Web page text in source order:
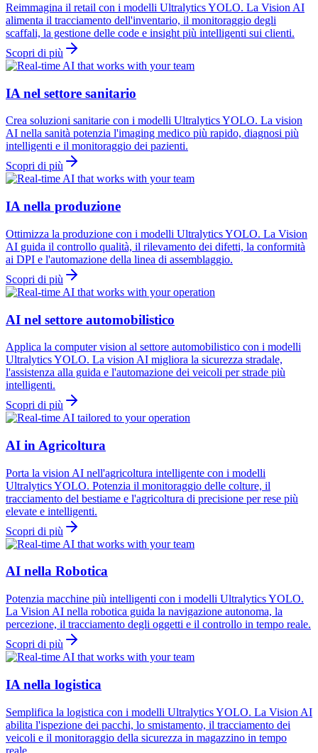
Reimmagina il retail con i modelli Ultralytics YOLO. La Vision AI
alimenta il tracciamento dell'inventario, il monitoraggio degli
scaffali, la gestione delle code e insight più intelligenti sui clienti.
Scopri di più
IA nel settore sanitario
Crea soluzioni sanitarie con i modelli Ultralytics YOLO. La vision
AI nella sanità potenzia l'imaging medico più rapido, diagnosi più
intelligenti e il monitoraggio dei pazienti.
Scopri di più
IA nella produzione
Ottimizza la produzione con i modelli Ultralytics YOLO. La Vision
AI guida il controllo qualità, il rilevamento dei difetti, la conformità
ai DPI e l'automazione della linea di assemblaggio.
Scopri di più
AI nel settore automobilistico
Applica la computer vision al settore automobilistico con i modelli
Ultralytics YOLO. La vision AI migliora la sicurezza stradale,
l'assistenza alla guida e l'automazione dei veicoli per strade più
intelligenti.
Scopri di più
AI in Agricoltura
Porta la vision AI nell'agricoltura intelligente con i modelli
Ultralytics YOLO. Potenzia il monitoraggio delle colture, il
tracciamento del bestiame e l'agricoltura di precisione per rese più
elevate e intelligenti.
Scopri di più
AI nella Robotica
Potenzia macchine più intelligenti con i modelli Ultralytics YOLO.
La Vision AI nella robotica guida la navigazione autonoma, la
percezione, il tracciamento degli oggetti e il controllo in tempo reale.
Scopri di più
IA nella logistica
Semplifica la logistica con i modelli Ultralytics YOLO. La Vision AI
abilita l'ispezione dei pacchi, lo smistamento, il tracciamento dei
veicoli e il monitoraggio della sicurezza in magazzino in tempo
reale.